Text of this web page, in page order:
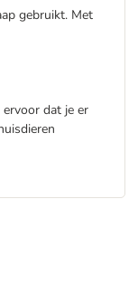
gebruikt. Met
dat je er